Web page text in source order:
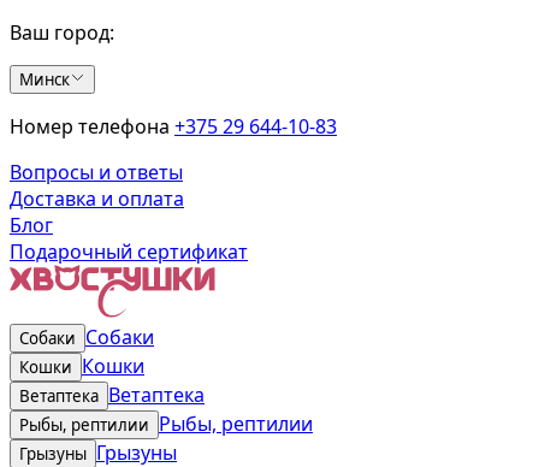
Ваш город:
Минск
Номер телефона +375 29 644-10-83
Вопросы и ответы
Доставка и оплата
Блог
Подарочный сертификат
Собаки Собаки
Кошки Кошки
Ветаптека Ветаптека
Рыбы, рептилии Рыбы, рептилии
Грызуны Грызуны